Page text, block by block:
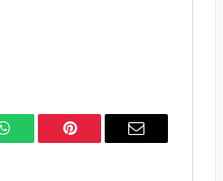
WhatsAppPinterest Email